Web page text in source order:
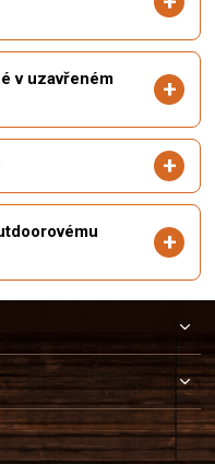
v uzavřeném